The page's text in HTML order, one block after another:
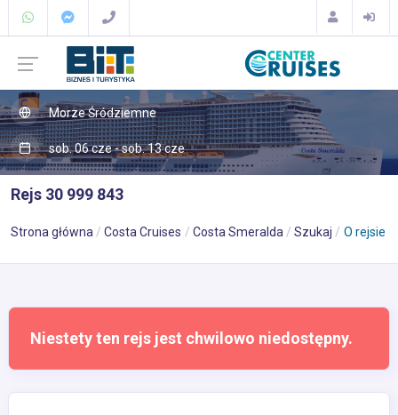
Morze Śródziemne
sob. 06 cze - sob. 13 cze
Rejs 30 999 843
Strona główna Costa Cruises Costa Smeralda Szukaj O rejsie
Niestety ten rejs jest chwilowo niedostępny.